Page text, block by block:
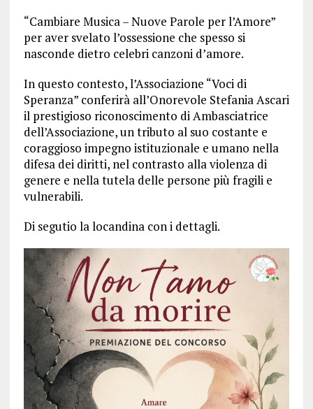
“Cambiare Musica – Nuove Parole per l’Amore”
per aver svelato l’ossessione che spesso si
nasconde dietro celebri canzoni d’amore.
In questo contesto, l’Associazione “Voci di
Speranza” conferirà all’Onorevole Stefania Ascari
il prestigioso riconoscimento di Ambasciatrice
dell’Associazione, un tributo al suo costante e
coraggioso impegno istituzionale e umano nella
difesa dei diritti, nel contrasto alla violenza di
genere e nella tutela delle persone più fragili e
vulnerabili.
Di segutio la locandina con i dettagli.